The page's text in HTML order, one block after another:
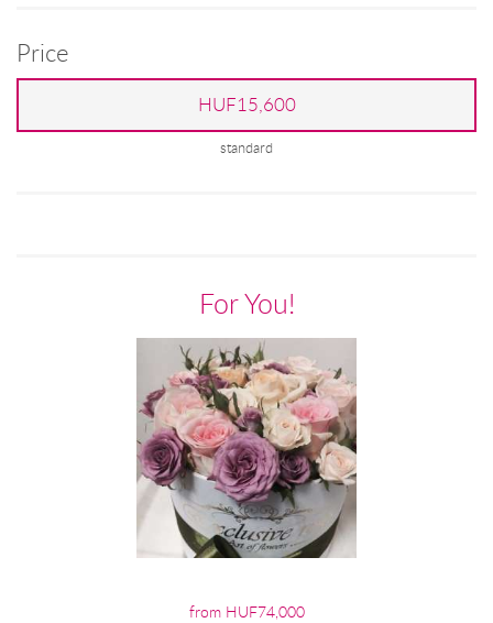
Price
HUF15,600
standard
For You!
from HUF74,000